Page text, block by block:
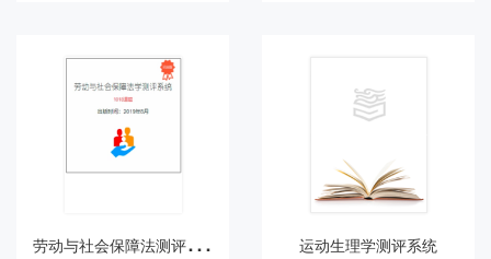
劳
动与社会保障法测评系统 运动生理学测评系统